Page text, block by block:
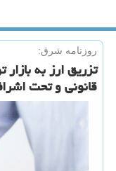
روزنامه شرق:
تزریق ارز به
قانونی و تحت